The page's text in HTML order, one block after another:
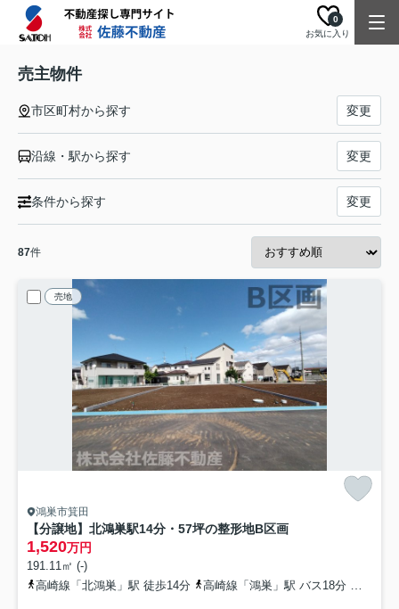
お気に入り
0
売主物件
市区町村から探す 変更
沿線・駅から探す 変更
条件から探す 変更
87件
売地
鴻巣市箕田
【分譲地】北鴻巣駅14分・57坪の整形地B区画
1,520万円
191.11㎡ (-)
高崎線「北鴻巣」駅 徒歩14分
高崎線「鴻巣」駅 バス18分 埼玉県鴻巣市「満願寺入口（鴻巣市）」 停歩3分